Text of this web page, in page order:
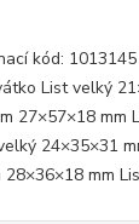
kód:
List velký
27×57×18 mm
24×35×31
mm